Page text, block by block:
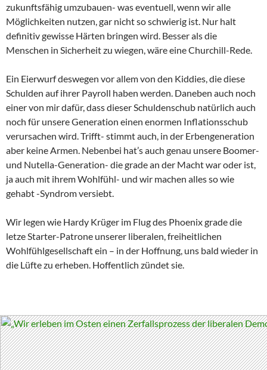
zukunftsfähig umzubauen- was eventuell, wenn wir alle
Möglichkeiten nutzen, gar nicht so schwierig ist. Nur halt
definitiv gewisse Härten bringen wird. Besser als die
Menschen in Sicherheit zu wiegen, wäre eine Churchill-Rede.
Ein Eierwurf deswegen vor allem von den Kiddies, die diese
Schulden auf ihrer Payroll haben werden. Daneben auch noch
einer von mir dafür, dass dieser Schuldenschub natürlich auch
noch für unsere Generation einen enormen Inflationsschub
verursachen wird. Trifft- stimmt auch, in der Erbengeneration
aber keine Armen. Nebenbei hat’s auch genau unsere Boomer-
und Nutella-Generation- die grade an der Macht war oder ist,
ja auch mit ihrem Wohlfühl- und wir machen alles so wie
gehabt -Syndrom versiebt.
Wir legen wie Hardy Krüger im Flug des Phoenix grade die
letze Starter-Patrone unserer liberalen, freiheitlichen
Wohlfühlgesellschaft ein – in der Hoffnung, uns bald wieder in
die Lüfte zu erheben. Hoffentlich zündet sie.